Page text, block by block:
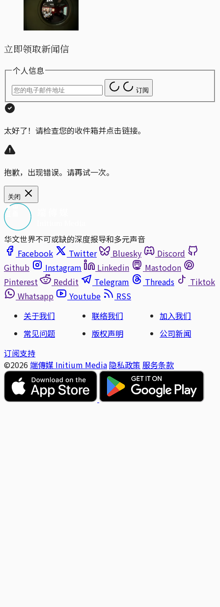
立即领取新闻信
个人信息
订阅
太好了！请检查您的收件箱并点击链接。
抱歉，出现错误。请再试一次。
关闭
华文世界不可或缺的深度报导和多元声音
Facebook
Twitter Bluesky
Discord
Github
Instagram Linkedin
Mastodon
Pinterest
Reddit Telegram Threads
Tiktok
Whatsapp
Youtube
RSS
关于我们
联络我们
加入我们
常见问题
版权声明
公司新闻
订阅支持
©2026 端傳媒 Initium Media 隐私政策 服务条款